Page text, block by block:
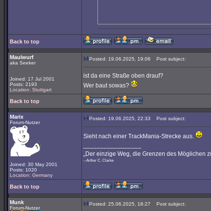
Back to top
Maulwurf
aka Seeker
Joined: 17 Jul 2001
Posts: 2193
Location: Stuttgart
Posted: 19.06.2025, 19:06 Post subject:
ist da eine Straße oben drauf?
Wer baut sowas?
Back to top
Marix
Forum-Nutzer
Joined: 30 May 2001
Posts: 1020
Location: Germany
Posted: 19.06.2025, 22:33 Post subject:
Sieht nach einer TrackMania-Strecke aus.
„Der einzige Weg, die Grenzen des Möglichen
--Arthur C. Clarke
Back to top
Munk
Forum-Nutzer
Posted: 25.06.2025, 18:27 Post subject: